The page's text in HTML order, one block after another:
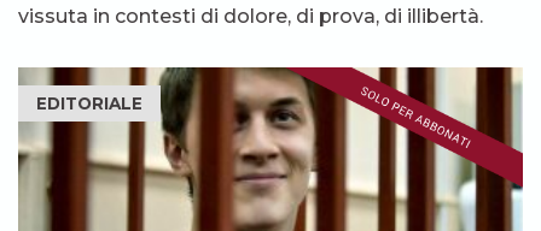
vissuta in contesti di dolore, di prova, di illibertà.
EDITORIALE